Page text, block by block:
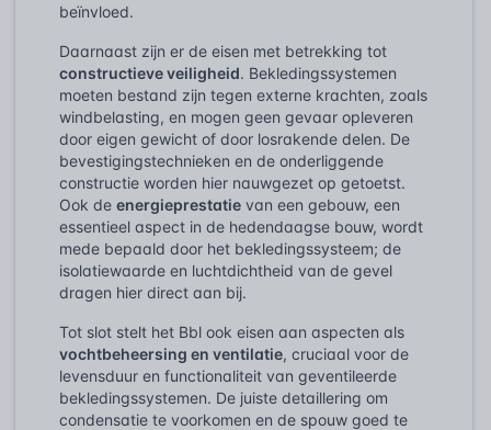
beïnvloed.
Daarnaast zijn er de eisen met betrekking tot
constructieve veiligheid. Bekledingssystemen
moeten bestand zijn tegen externe krachten, zoals
windbelasting, en mogen geen gevaar opleveren
door eigen gewicht of door losrakende delen. De
bevestigingstechnieken en de onderliggende
constructie worden hier nauwgezet op getoetst.
Ook de energieprestatie van een gebouw, een
essentieel aspect in de hedendaagse bouw, wordt
mede bepaald door het bekledingssysteem; de
isolatiewaarde en luchtdichtheid van de gevel
dragen hier direct aan bij.
Tot slot stelt het Bbl ook eisen aan aspecten als
vochtbeheersing en ventilatie, cruciaal voor de
levensduur en functionaliteit van geventileerde
bekledingssystemen. De juiste detaillering om
condensatie te voorkomen en de spouw goed te